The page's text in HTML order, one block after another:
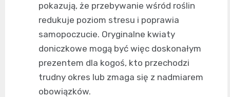
pokazują, że przebywanie wśród roślin
redukuje poziom stresu i poprawia
samopoczucie. Oryginalne kwiaty
doniczkowe mogą być więc doskonałym
prezentem dla kogoś, kto przechodzi
trudny okres lub zmaga się z nadmiarem
obowiązków.